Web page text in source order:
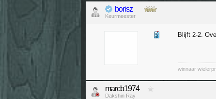
borisz
Keurmeester
Blijft 2-2.
winnaar
marcb1974
Dakshin Ray